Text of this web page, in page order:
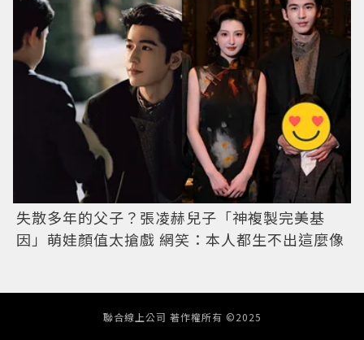
失散多年的父子？張凌赫兒子「神複製完美基
因」萌娃顏值太搶戲 網笑：本人都生不出這麼像
聯合線上公司 著作權所有 ©2025